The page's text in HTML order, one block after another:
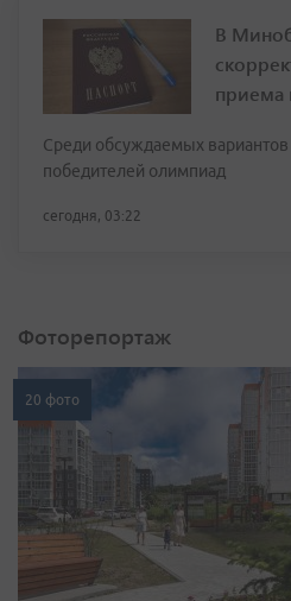
В
приема
Среди обсуждаемых
победителей олимпиад
сегодня, 03:22
Фоторепортаж
20 фото